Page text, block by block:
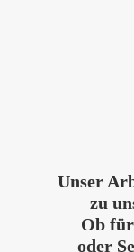
Unser
zu
Ob
oder